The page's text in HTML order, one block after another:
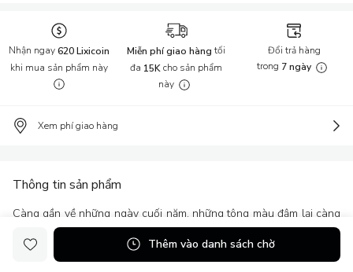
Nhận ngay620 Lixicoin
khi mua sản phẩm này
Miễn phí giao hàngtối
đa 15Kcho sản phẩm
này
Đổi trả hàng
trong 7 ngày
Xem phí giao hàng
Thông tin sản phẩm
Càng gần về những ngày cuối năm, những tông màu đậm lại càng
lên ngôi. Lixibox Best Bold Shades 2016 là bộ sưu tập những thỏi
son best–selling cho những cô nàng đang phân vân về tông màu
Thêm vào danh sách chờ